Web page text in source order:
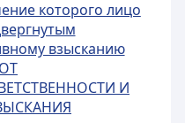
которого лицо
взысканию
И